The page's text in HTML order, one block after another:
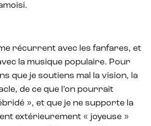
récurrent avec les fanfares, et
la musique populaire. Pour
que je soutiens mal la vision, la
de ce que l’on pourrait
», et que je ne supporte la
extérieurement « joyeuse »